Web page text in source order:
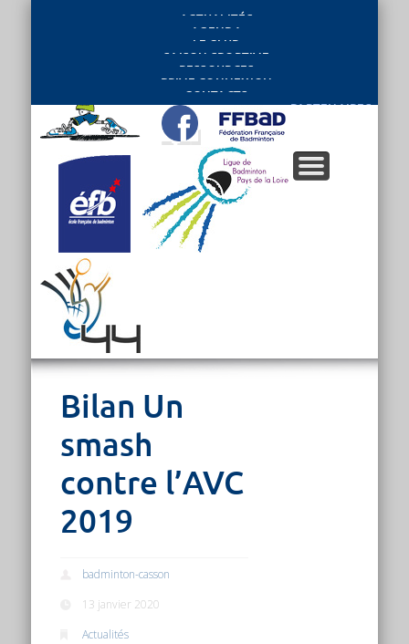
ACTUALITÉS
AGENDA
LE CLUB
SAISON SPORTIVE
RESSOURCES
PRIVE CONNEXION
CONTACTS
PARTENAIRES
Bilan Un
smash
contre l’AVC
2019
badminton-casson
13 janvier 2020
Actualités